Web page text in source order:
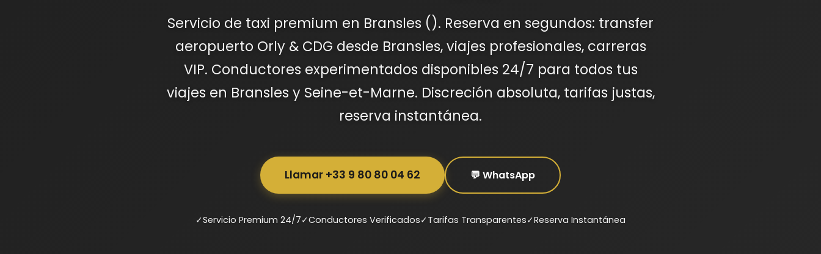
Servicio de taxi premium en Bransles (). Reserva en segundos: transfer
aeropuerto Orly & CDG desde Bransles, viajes profesionales, carreras
VIP. Conductores experimentados disponibles 24/7 para todos tus
viajes en Bransles y Seine-et-Marne. Discreción absoluta, tarifas justas,
reserva instantánea.
Llamar +33 9 80 80 04 62 💬 WhatsApp
✓Servicio Premium 24/7✓Conductores Verificados✓Tarifas Transparentes✓Reserva Instantánea